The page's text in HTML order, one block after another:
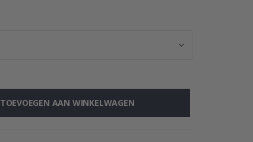
TOEVOEGEN AAN WINKELWAGEN